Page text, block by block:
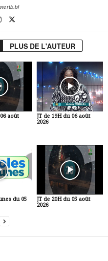
PLUS DE L'AUTEUR
août
JT de 19H du 06 août
2026
du 05
JT de 20H du 05 août
2026